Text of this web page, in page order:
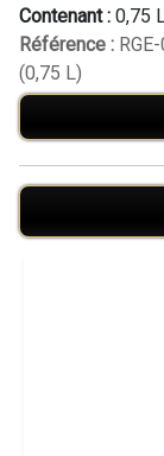
Contenant : 0,75
Référence :
(0,75 L)